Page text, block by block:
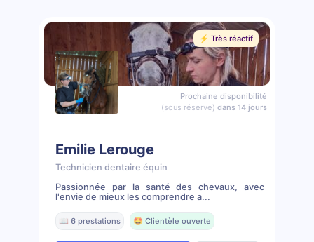
⚡️ Très réactif
Prochaine disponibilité
(sous réserve) dans 14 jours
Emilie Lerouge
Technicien dentaire équin
Passionnée par la santé des chevaux, avec
l'envie de mieux les comprendre a...
📖 6 prestations 🤩 Clientèle ouverte